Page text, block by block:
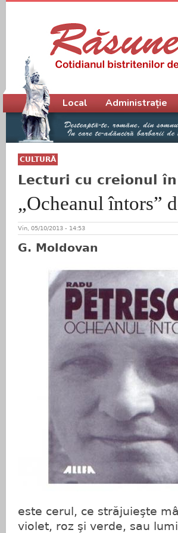
CULTURĂ
Lecturi cu creionul
„Ocheanul întors”
Vin, 05/10/2013 - 14:53
G. Moldovan
este cerul, ce străjuieşte
violet, roz şi verde, sau
Meniu principal
Local Administrație